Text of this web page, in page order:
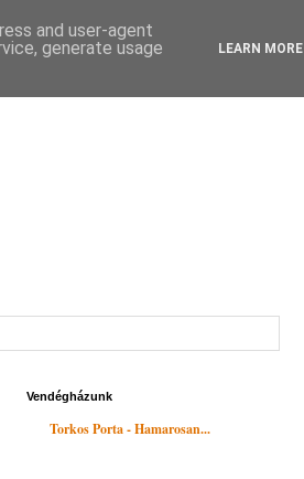
Vendégházunk
Torkos Porta - Hamarosan...
and user-agent
generate usage
LEARN MORE